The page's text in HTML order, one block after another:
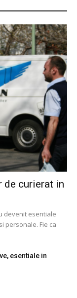
de curierat in
devenit esentiale
personale. Fie ca
esentiale in